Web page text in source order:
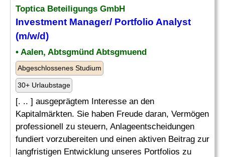
Toptica Beteiligungs GmbH
Investment Manager/ Portfolio Analyst
(m/w/d)
• Aalen, Abtsgmünd Abtsgmuend
Abgeschlossenes Studium
30+ Urlaubstage
[. .. ] ausgeprägtem Interesse an den
Kapitalmärkten. Sie haben Freude daran, Vermögen
professionell zu steuern, Anlageentscheidungen
fundiert vorzubereiten und einen aktiven Beitrag zur
langfristigen Entwicklung unseres Portfolios zu